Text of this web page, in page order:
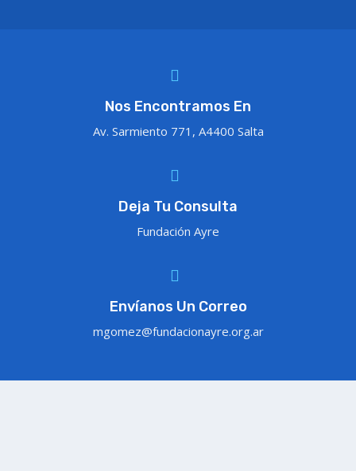
Nos Encontramos En
Av. Sarmiento 771, A4400 Salta
Deja Tu Consulta
Fundación Ayre
Envíanos Un Correo
mgomez@fundacionayre.org.ar